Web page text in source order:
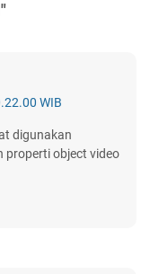
WIB
digunakan
properti object video